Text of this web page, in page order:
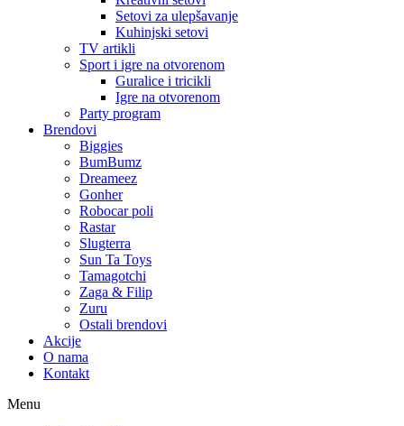
Setovi za ulepšavanje
Kuhinjski setovi
TV artikli
Sport i igre na otvorenom
Guralice i tricikli
Igre na otvorenom
Party program
Brendovi
Biggies
BumBumz
Dreameez
Gonher
Robocar poli
Rastar
Slugterra
Sun Ta Toys
Tamagotchi
Zaga & Filip
Zuru
Ostali brendovi
Akcije
O nama
Kontakt
Menu